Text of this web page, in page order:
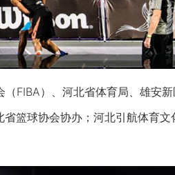
FIBA）、河北省体育局、雄安新
篮球协会协办；河北引航体育文